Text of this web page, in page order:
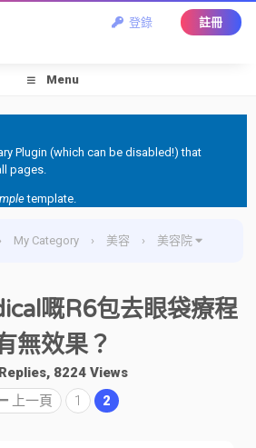
登錄 註冊
Menu
Plugin (which can be disabled!) that
pages.
template.
› My Category › 美容 › 美容院
嘅R6包去眼袋療程
無效果？
8224 Views
上一頁
1 2